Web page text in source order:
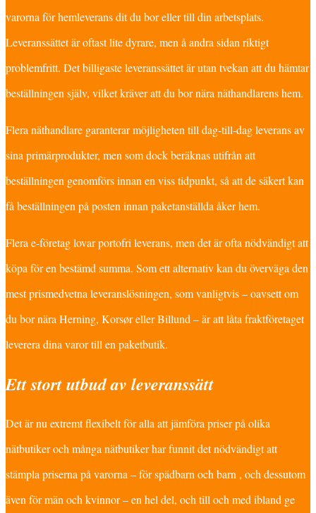
varorna för hemleverans dit du bor eller till din arbetsplats.
Leveranssättet är oftast lite dyrare, men å andra sidan riktigt
problemfritt. Det billigaste leveranssättet är utan tvekan att du hämtar
beställningen själv, vilket kräver att du bor nära näthandlarens hem.
Flera näthandlare garanterar möjligheten till dag-till-dag leverans av
sina primärprodukter, men som dock beräknas utifrån att
beställningen genomförs innan en viss tidpunkt, så att de säkert kan
få beställningen på posten innan paketanställda åker hem.
Flera e-företag lovar portofri leverans, men det är ofta nödvändigt att
köpa för en bestämd summa. Som ett alternativ kan du överväga den
mest prismedvetna leveranslösningen, som vanligtvis – oavsett om
du bor nära Herning, Korsør eller Billund – är att låta fraktföretaget
leverera dina varor till en paketbutik.
Ett stort utbud av leveranssätt
Det är nu extremt flexibelt för alla att jämföra priser på olika
nätbutiker och många nätbutiker har funnit det nödvändigt att
stämpla priserna på varorna – för spädbarn och barn , och dessutom
även för män och kvinnor – en hel del, och till och med ibland ge